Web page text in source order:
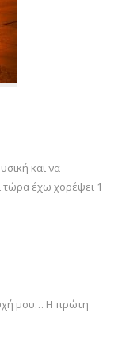
και να
τώρα έχω χορέψει 1
μου… Η πρώτη